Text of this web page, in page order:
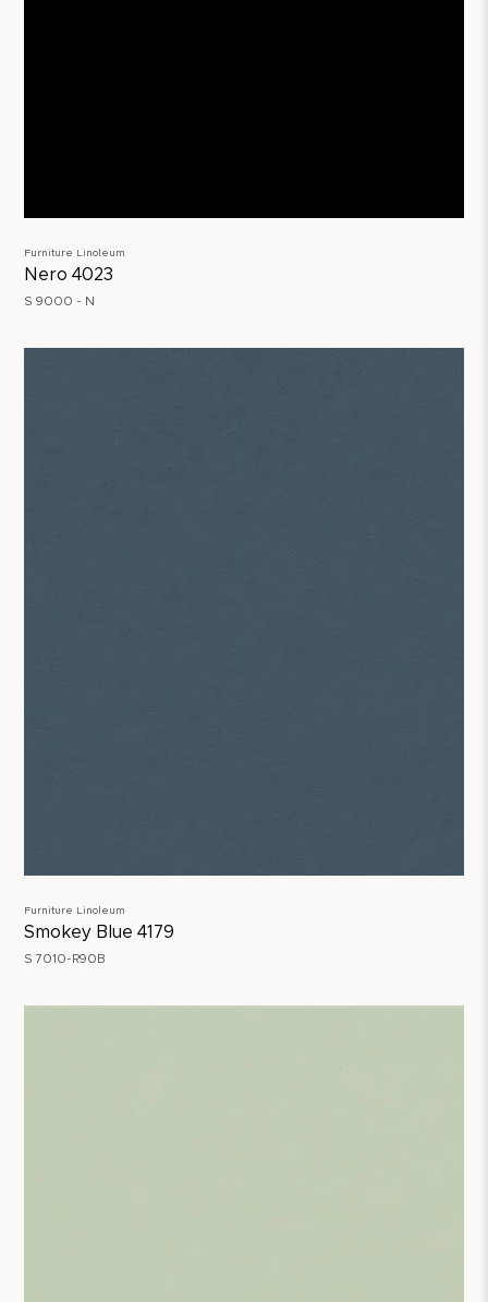
Furniture Linoleum
Nero 4023
S 9000 - N
Furniture Linoleum
Smokey Blue 4179
S 7010-R90B